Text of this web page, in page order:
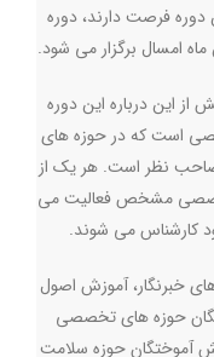
دوره فرصت دارند، دوره
امسال برگزار می شود.
این درباره این دوره
است که در حوزه های
نظر است. هر یک از
تخصصی مشخص فعالیت می
کارشناس می شوند.
خبرنگار، آموزش اصول
حوزه های تخصصی
آموختگان حوزه سلامت